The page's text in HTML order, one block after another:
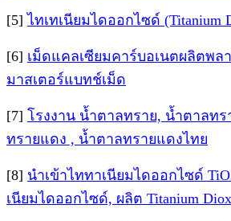
[5] ไทเทเนียมไดออกไซด์ (Titanium
[6] เม็ดแคลเซียมคาร์บอเนตผลิตพล
มาสเตอร์แบทช์เม็ด
[7] โรงงาน น้ำตาลทราย, น้ำตาลท
ทรายแดง , น้ำตาลทรายแดงไทย
[8] นำเข้าไททาเนียมไดออกไซด์
เนียมไดออกไซด์, ผลิต Titanium